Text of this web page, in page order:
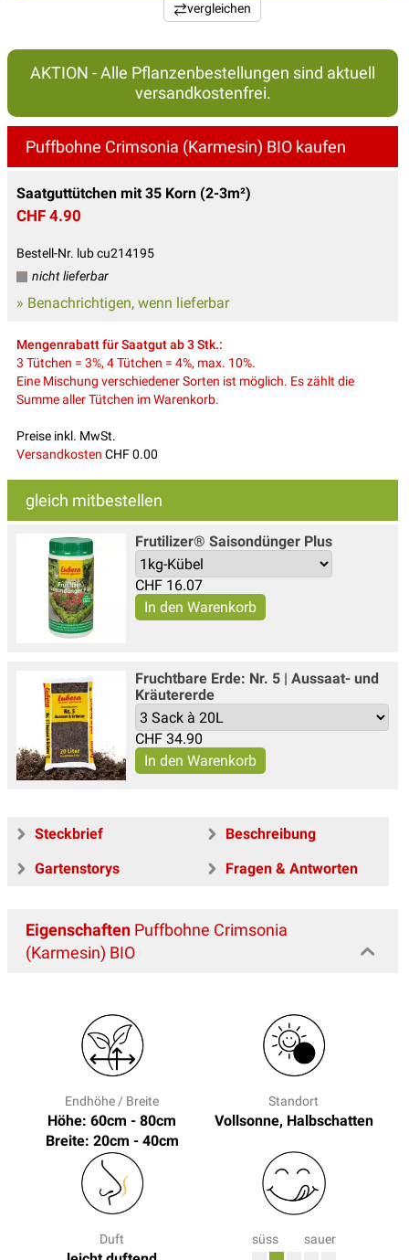
vergleichen
AKTION - Alle Pflanzenbestellungen sind aktuell
versandkostenfrei.
Puffbohne Crimsonia (Karmesin) BIO kaufen
Saatguttütchen mit 35 Korn (2-3m²)
CHF 4.90
Bestell-Nr. lub cu214195
nicht lieferbar
» Benachrichtigen, wenn lieferbar
Mengenrabatt für Saatgut ab 3 Stk.:
3 Tütchen = 3%, 4 Tütchen = 4%, max. 10%.
Eine Mischung verschiedener Sorten ist möglich. Es zählt die
Summe aller Tütchen im Warenkorb.
Preise inkl. MwSt.
Versandkosten CHF 0.00
gleich mitbestellen
Frutilizer® Saisondünger Plus
CHF 16.07
Fruchtbare Erde: Nr. 5 | Aussaat- und
Kräutererde
CHF 34.90
Steckbrief
Beschreibung
Gartenstorys
Fragen & Antworten
Eigenschaften Puffbohne Crimsonia
(Karmesin) BIO
Endhöhe / Breite
Höhe: 60cm - 80cm
Breite: 20cm - 40cm
Standort
Vollsonne, Halbschatten
Duft süss sauer